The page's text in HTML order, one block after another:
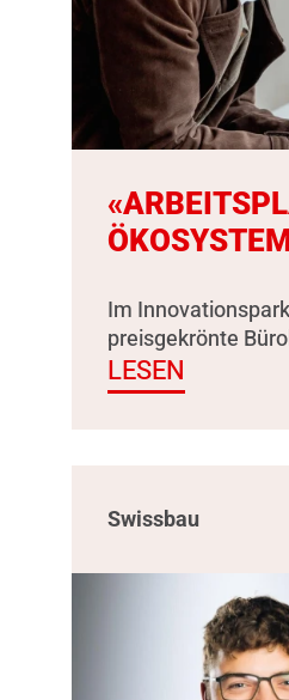
Im
preisgekrönte
LESEN
Swissbau